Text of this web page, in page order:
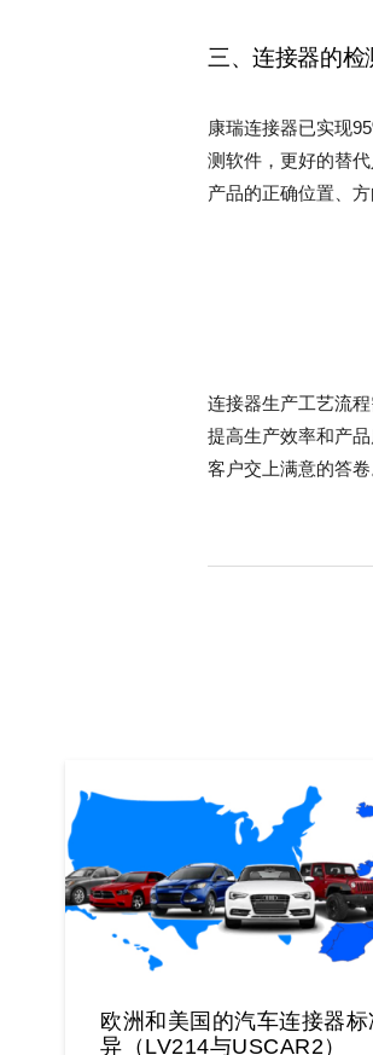
三、连接器的检
康瑞连接器已实现
测软件，更好的替
产品的正确位置、
连接器生产工艺流
提高生产效率和产
客户交上满意的答卷
欧洲和美国的汽车连接器标
异（LV214与USCAR2）